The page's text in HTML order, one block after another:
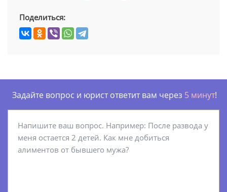
Поделиться:
Задайте вопрос и юрист ответит вам через 5 минут!